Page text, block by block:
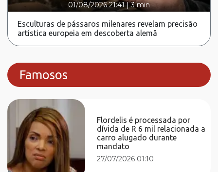
01/08/2026 21:41 |3 min
Esculturas de pássaros milenares revelam precisão
artística europeia em descoberta alemã
Famosos
Flordelis é processada por
dívida de R 6 mil relacionada a
carro alugado durante
mandato
27/07/2026 01:10